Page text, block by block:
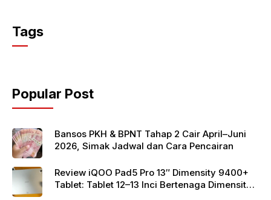
c
e
o
o
k
p
p
Tags
Popular Post
Bansos PKH & BPNT Tahap 2 Cair April–Juni
2026, Simak Jadwal dan Cara Pencairan
Review iQOO Pad5 Pro 13″ Dimensity 9400+
Tablet: Tablet 12–13 Inci Bertenaga Dimensity